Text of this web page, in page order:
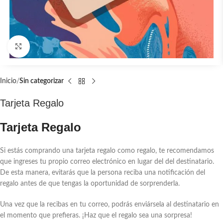
Clic para ampliar
Inicio Sin categorizar
Tarjeta Regalo
Tarjeta Regalo
Si estás comprando una tarjeta regalo como regalo, te recomendamos
que ingreses tu propio correo electrónico en lugar del del destinatario.
De esta manera, evitarás que la persona reciba una notificación del
regalo antes de que tengas la oportunidad de sorprenderla.
Una vez que la recibas en tu correo, podrás enviársela al destinatario en
el momento que prefieras. ¡Haz que el regalo sea una sorpresa!